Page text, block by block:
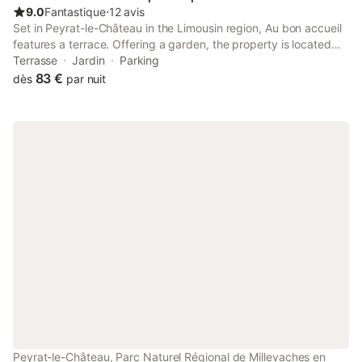
9.0Fantastique⋅12 avis
Set in Peyrat-le-Château in the Limousin region, Au bon accueil
features a terrace. Offering a garden, the property is located
within 43 km of Porcelaine Golf Course. The property is non-
smoking and is located 35 km from Chammet Golf Course.
Terrasse Jardin
Parking
dès 83 € par nuit
Peyrat-le-Château, Parc Naturel Régional de Millevaches en